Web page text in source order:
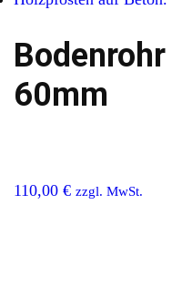
Bodenrohr
60mm
110,00€ zzgl. MwSt.